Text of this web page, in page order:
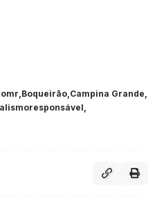
Boqueirão Campina Grande